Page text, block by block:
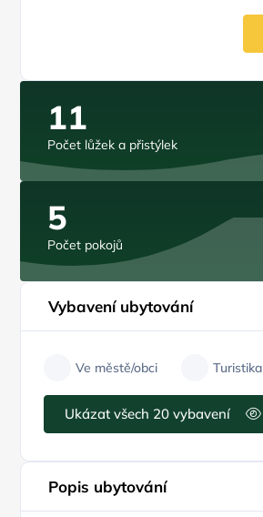
11
Počet lůžek a přistýlek
5
Počet pokojů
Vybavení ubytování
Ve městě/obci Turistika
Ukázat všech 20 vybavení
Popis ubytování